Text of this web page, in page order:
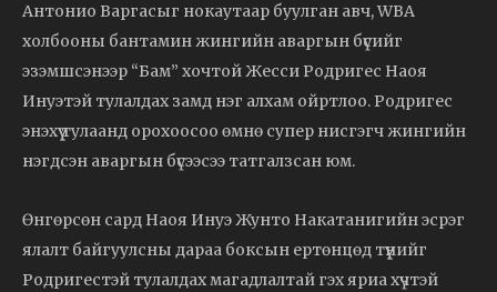
Антонио Варгасыг нокаутаар буулган авч, WBA
холбооны бантамин жингийн аваргын бүсийг
эзэмшсэнээр “Бам” хочтой Жесси Родригес Наоя
Инуэтэй тулалдах замд нэг алхам ойртлоо. Родригес
энэхүү тулаанд орохоосоо өмнө супер нисгэгч жингийн
нэгдсэн аваргын бүсээсээ татгалзсан юм.
Өнгөрсөн сард Наоя Инуэ Жунто Накатанигийн эсрэг
ялалт байгуулсны дараа боксын ертөнцөд түүнийг
Родригестэй тулалдах магадлалтай гэх яриа хүчтэй